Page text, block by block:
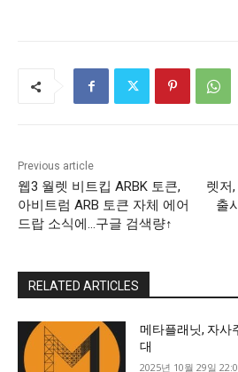
Previous article
웹3 월렛 비트킵 ARBK 토큰,
아비트럼 ARB 토큰 자체 에어
드랍 소식에…구글 검색량↑
렛저
출
RELATED ARTICLES
메타플래닛, 자사
대
2025년 10월 29일